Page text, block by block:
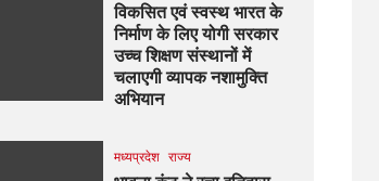
विकसित एवं स्वस्थ भारत के
निर्माण के लिए योगी सरकार
उच्च शिक्षण संस्थानों में
चलाएगी व्यापक नशामुक्ति
अभियान
मध्यप्रदेश राज्य